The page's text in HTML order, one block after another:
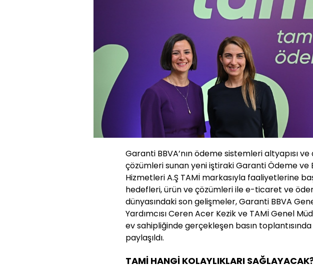
Garanti BBVA’nın ödeme sistemleri altyapısı
çözümleri sunan yeni iştiraki Garanti Ödeme ve
Hizmetleri A.Ş TAMİ markasıyla faaliyetlerine
hedefleri, ürün ve çözümleri ile e-ticaret ve
dünyasındaki son gelişmeler, Garanti BBVA
Yardımcısı Ceren Acer Kezik ve TAMİ Genel
ev sahipliğinde gerçekleşen basın
paylaşıldı.
TAMİ HANGİ KOLAYLIKLARI